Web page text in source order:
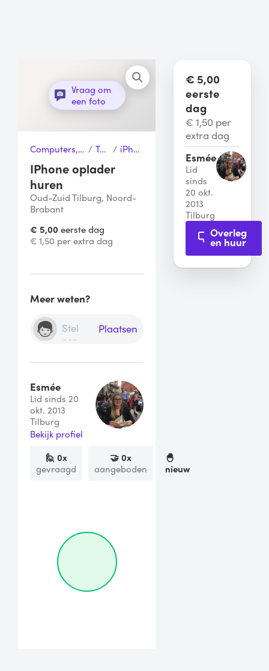
Vraag om
een foto
Computers, Telefoons & Toebehoren / Telefoons / iPhone oplader
IPhone oplader
huren
Oud-Zuid Tilburg, Noord-
Brabant
€ 5,00 eerste dag
€ 1,50 per extra dag
Meer weten?
Plaatsen
Esmée
Lid sinds 20
okt. 2013
Tilburg
Bekijk profiel
🙋 0x
gevraagd
🤝0x
aangeboden
🐣
nieuw
€ 5,00
eerste
dag
€ 1,50 per
extra dag
Esmée
Lid
sinds
20 okt.
2013
Tilburg
Overleg
en huur